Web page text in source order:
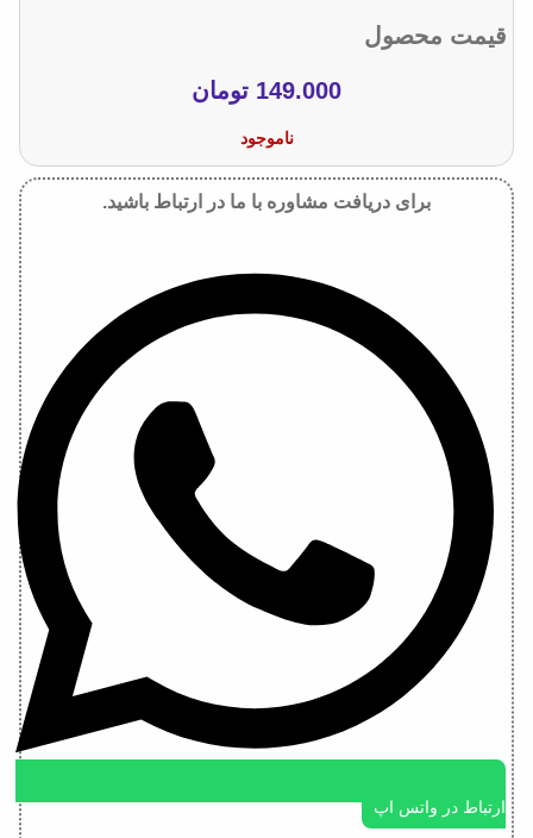
قیمت محصول
149.000 تومان
ناموجود
برای دریافت مشاوره با ما در ارتباط باشید.
ارتباط در واتس اپ